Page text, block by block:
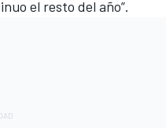
el resto del año”.